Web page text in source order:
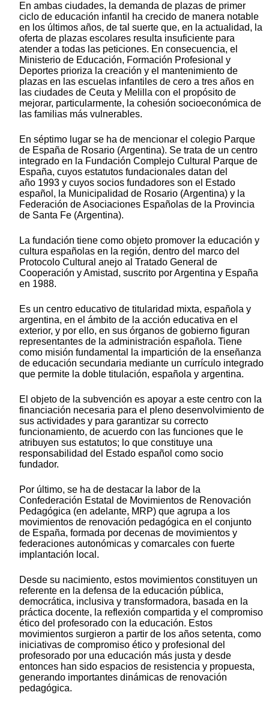
En ambas ciudades, la demanda de plazas de primer
ciclo de educación infantil ha crecido de manera notable
en los últimos años, de tal suerte que, en la actualidad, la
oferta de plazas escolares resulta insuficiente para
atender a todas las peticiones. En consecuencia, el
Ministerio de Educación, Formación Profesional y
Deportes prioriza la creación y el mantenimiento de
plazas en las escuelas infantiles de cero a tres años en
las ciudades de Ceuta y Melilla con el propósito de
mejorar, particularmente, la cohesión socioeconómica de
las familias más vulnerables.
En séptimo lugar se ha de mencionar el colegio Parque
de España de Rosario (Argentina). Se trata de un centro
integrado en la Fundación Complejo Cultural Parque de
España, cuyos estatutos fundacionales datan del
año 1993 y cuyos socios fundadores son el Estado
español, la Municipalidad de Rosario (Argentina) y la
Federación de Asociaciones Españolas de la Provincia
de Santa Fe (Argentina).
La fundación tiene como objeto promover la educación y
cultura españolas en la región, dentro del marco del
Protocolo Cultural anejo al Tratado General de
Cooperación y Amistad, suscrito por Argentina y España
en 1988.
Es un centro educativo de titularidad mixta, española y
argentina, en el ámbito de la acción educativa en el
exterior, y por ello, en sus órganos de gobierno figuran
representantes de la administración española. Tiene
como misión fundamental la impartición de la enseñanza
de educación secundaria mediante un currículo integrado
que permite la doble titulación, española y argentina.
El objeto de la subvención es apoyar a este centro con la
financiación necesaria para el pleno desenvolvimiento de
sus actividades y para garantizar su correcto
funcionamiento, de acuerdo con las funciones que le
atribuyen sus estatutos; lo que constituye una
responsabilidad del Estado español como socio
fundador.
Por último, se ha de destacar la labor de la
Confederación Estatal de Movimientos de Renovación
Pedagógica (en adelante, MRP) que agrupa a los
movimientos de renovación pedagógica en el conjunto
de España, formada por decenas de movimientos y
federaciones autonómicas y comarcales con fuerte
implantación local.
Desde su nacimiento, estos movimientos constituyen un
referente en la defensa de la educación pública,
democrática, inclusiva y transformadora, basada en la
práctica docente, la reflexión compartida y el compromiso
ético del profesorado con la educación. Estos
movimientos surgieron a partir de los años setenta, como
iniciativas de compromiso ético y profesional del
profesorado por una educación más justa y desde
entonces han sido espacios de resistencia y propuesta,
generando importantes dinámicas de renovación
pedagógica.